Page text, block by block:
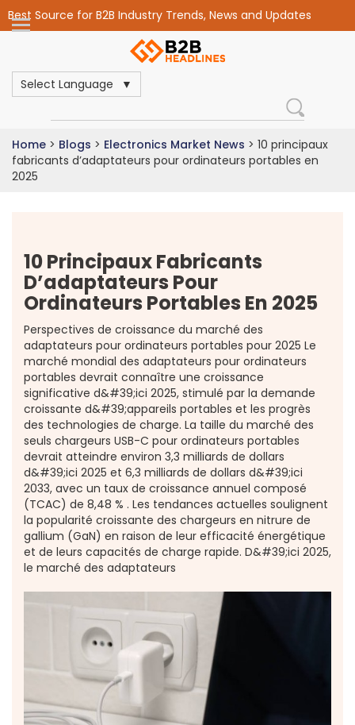
Best Source for B2B Industry Trends, News and Updates
Select Language
Home > Blogs > Electronics Market News > 10 principaux
fabricants d’adaptateurs pour ordinateurs portables en
2025
10 Principaux Fabricants
D’adaptateurs Pour
Ordinateurs Portables En 2025
Perspectives de croissance du marché des
adaptateurs pour ordinateurs portables pour 2025 Le
marché mondial des adaptateurs pour ordinateurs
portables devrait connaître une croissance
significative d&#39;ici 2025, stimulé par la demande
croissante d&#39;appareils portables et les progrès
des technologies de charge. La taille du marché des
seuls chargeurs USB-C pour ordinateurs portables
devrait atteindre environ 3,3 milliards de dollars
d&#39;ici 2025 et 6,3 milliards de dollars d&#39;ici
2033, avec un taux de croissance annuel composé
(TCAC) de 8,48 % . Les tendances actuelles soulignent
la popularité croissante des chargeurs en nitrure de
gallium (GaN) en raison de leur efficacité énergétique
et de leurs capacités de charge rapide. D&#39;ici 2025,
le marché des adaptateurs